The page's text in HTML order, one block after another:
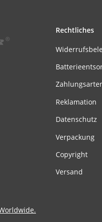
Rechtliches
Reklamation
Datenschutz
Verpackung
Copyright
Versand